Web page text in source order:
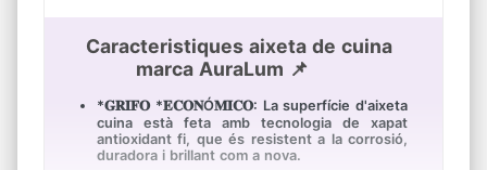
Caracteristiques aixeta de cuina
marca AuraLum 📌
*𝐆𝐑𝐈𝐅𝐎 *𝐄𝐂𝐎𝐍Ó𝐌𝐈𝐂𝐎: La superfície d'aixeta
cuina està feta amb tecnologia de xapat
antioxidant fi, que és resistent a la corrosió,
duradora i brillant com a nova.